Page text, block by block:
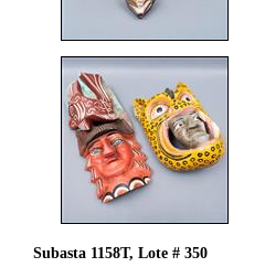
Subasta 1158T, Lote # 350